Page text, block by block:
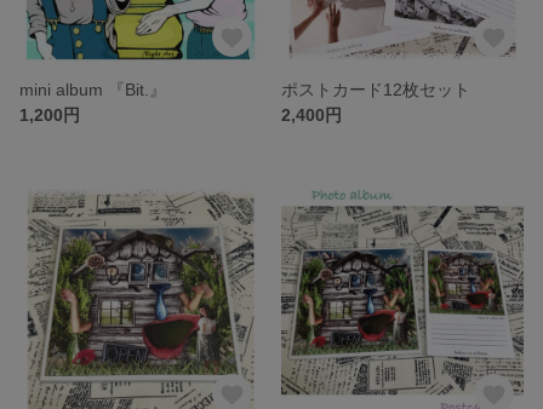
mini album 『Bit.』
1,200円
ポストカード12枚セット
2,400円